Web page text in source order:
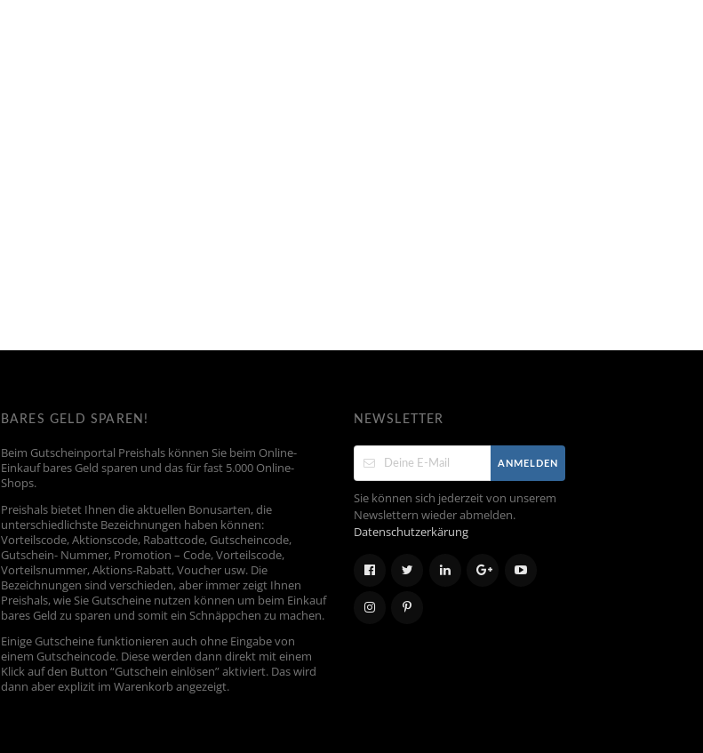
BARES GELD SPAREN!
Beim Gutscheinportal Preishals können Sie beim Online-
Einkauf bares Geld sparen und das für fast 5.000 Online-
Shops.
Preishals bietet Ihnen die aktuellen Bonusarten, die
unterschiedlichste Bezeichnungen haben können:
Vorteilscode, Aktionscode, Rabattcode, Gutscheincode,
Gutschein- Nummer, Promotion – Code, Vorteilscode,
Vorteilsnummer, Aktions-Rabatt, Voucher usw. Die
Bezeichnungen sind verschieden, aber immer zeigt Ihnen
Preishals, wie Sie Gutscheine nutzen können um beim Einkauf
bares Geld zu sparen und somit ein Schnäppchen zu machen.
Einige Gutscheine funktionieren auch ohne Eingabe von
einem Gutscheincode. Diese werden dann direkt mit einem
Klick auf den Button “Gutschein einlösen” aktiviert. Das wird
dann aber explizit im Warenkorb angezeigt.
NEWSLETTER
ANMELDEN
Sie können sich jederzeit von unserem
Newslettern wieder abmelden.
Datenschutzerkärung